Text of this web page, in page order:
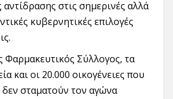
στις σημερινές αλλά
κυβερνητικές επιλογές
Φαρμακευτικός Σύλλογος, τα
και οι 20.000 οικογένειες που
σταματούν τον αγώνα